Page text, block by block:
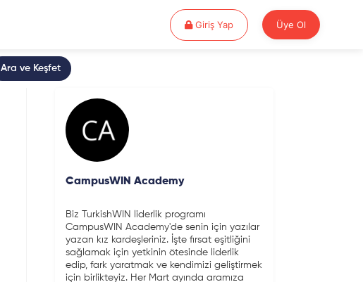
Giriş YapGiriş Yap Üye Ol
Ara ve Keşfet
CampusWIN Academy
Biz TurkishWIN liderlik programı
CampusWIN Academy'de senin için yazılar
yazan kız kardeşleriniz. İşte fırsat eşitliğini
sağlamak için yetkinin ötesinde liderlik
edip, fark yaratmak ve kendimizi geliştirmek
için birlikteyiz. Her Mart ayında aramıza